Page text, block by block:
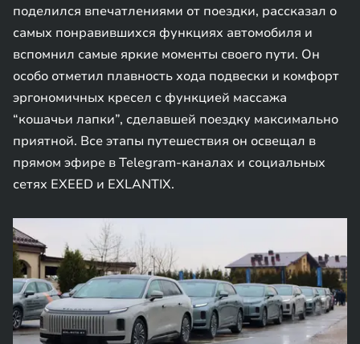
поделился впечатлениями от поездки, рассказал о
самых понравившихся функциях автомобиля и
вспомнил самые яркие моменты своего пути. Он
особо отметил плавность хода подвески и комфорт
эргономичных кресел с функцией массажа
“кошачьи лапки”, сделавшей поездку максимально
приятной. Все этапы путешествия он освещал в
прямом эфире в Telegram-каналах и социальных
сетях EXEED и EXLANTIX.